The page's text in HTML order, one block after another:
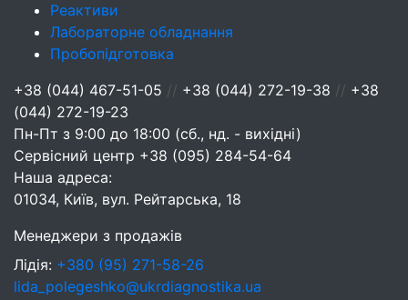
Реактиви
Лабораторне обладнання
Пробопідготовка
+38 (044) 467-51-05 // +38 (044) 272-19-38 // +38
(044) 272-19-23
Пн-Пт з 9:00 до 18:00 (сб., нд. - вихідні)
Сервісний центр +38 (095) 284-54-64
Наша адреса:
01034, Київ, вул. Рейтарська, 18
Менеджери з продажів
Лідія: +380 (95) 271-58-26
lida_polegeshko@ukrdiagnostika.ua